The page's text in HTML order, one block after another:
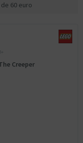
60 euro
Creeper